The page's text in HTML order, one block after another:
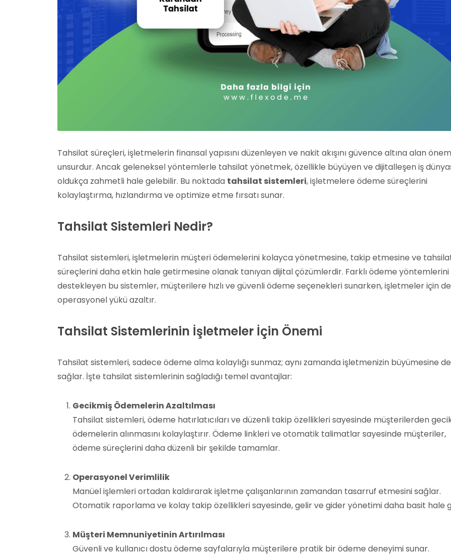
Tahsilat süreçleri, işletmelerin finansal yapısını düzenleyen ve nakit akışını güvence altına alan
unsurdur. Ancak geleneksel yöntemlerle tahsilat yönetmek, özellikle büyüyen ve dijitalleşen iş
oldukça zahmetli hale gelebilir. Bu noktada tahsilat sistemleri, işletmelere ödeme süreçlerini
kolaylaştırma, hızlandırma ve optimize etme fırsatı sunar.
Tahsilat Sistemleri Nedir?
Tahsilat sistemleri, işletmelerin müşteri ödemelerini kolayca yönetmesine, takip etmesine ve
süreçlerini daha etkin hale getirmesine olanak tanıyan dijital çözümlerdir. Farklı ödeme yöntemlerini
destekleyen bu sistemler, müşterilere hızlı ve güvenli ödeme seçenekleri sunarken, işletmeler için de
operasyonel yükü azaltır.
Tahsilat Sistemlerinin İşletmeler İçin Önemi
Tahsilat sistemleri, sadece ödeme alma kolaylığı sunmaz; aynı zamanda işletmenizin büyümesine
sağlar. İşte tahsilat sistemlerinin sağladığı temel avantajlar:
Gecikmiş Ödemelerin Azaltılması
Tahsilat sistemleri, ödeme hatırlatıcıları ve düzenli takip özellikleri sayesinde müşterilerden
ödemelerin alınmasını kolaylaştırır. Ödeme linkleri ve otomatik talimatlar sayesinde müşteriler,
ödeme süreçlerini daha düzenli bir şekilde tamamlar.
Operasyonel Verimlilik
Manüel işlemleri ortadan kaldırarak işletme çalışanlarının zamandan tasarruf etmesini sağlar.
Otomatik raporlama ve kolay takip özellikleri sayesinde, gelir ve gider yönetimi daha basit hale
Müşteri Memnuniyetinin Artırılması
Güvenli ve kullanıcı dostu ödeme sayfalarıyla müşterilere pratik bir ödeme deneyimi sunar.